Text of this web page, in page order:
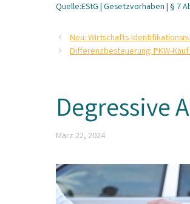
Quelle:EStG | Gesetzvorhaben | § 7
Neu: Wirtschafts-
Differenzbesteuerung: PKW-
Degressive
März 22, 2024